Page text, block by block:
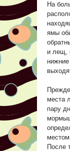
На
ямы
и лещ,
места
пару
После